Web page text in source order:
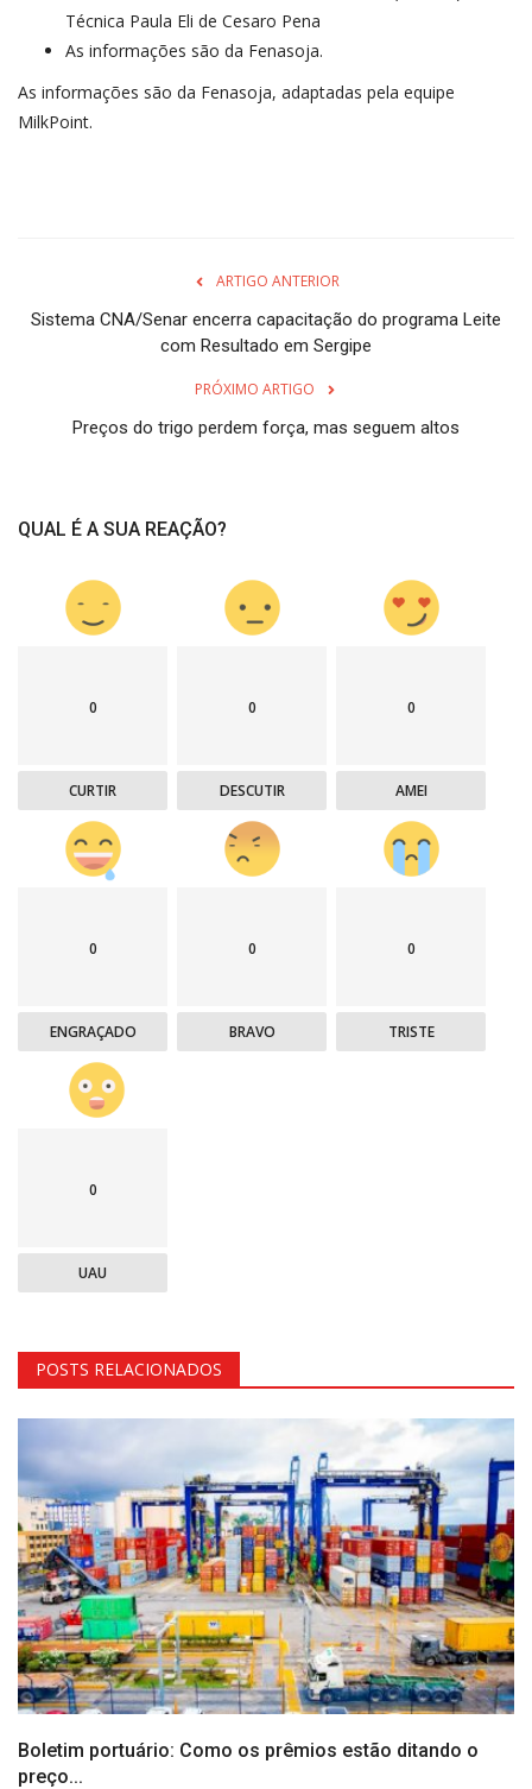
Técnica Paula Eli de Cesaro Pena
As informações são da Fenasoja.
As informações são da Fenasoja, adaptadas pela equipe
MilkPoint.
ARTIGO ANTERIOR
Sistema CNA/Senar encerra capacitação do programa Leite
com Resultado em Sergipe
PRÓXIMO ARTIGO
Preços do trigo perdem força, mas seguem altos
QUAL É A SUA REAÇÃO?
0
CURTIR
0
DESCUTIR
0
AMEI
0
ENGRAÇADO
0
BRAVO
0
TRISTE
0
UAU
POSTS RELACIONADOS
Boletim portuário: Como os prêmios estão ditando o
preço...